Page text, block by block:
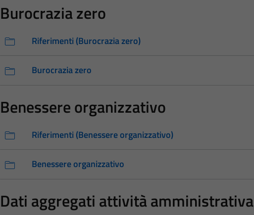
Burocrazia zero
Riferimenti (Burocrazia zero)
Burocrazia zero
Benessere organizzativo
Riferimenti (Benessere organizzativo)
Benessere organizzativo
Dati aggregati attività amministrativa